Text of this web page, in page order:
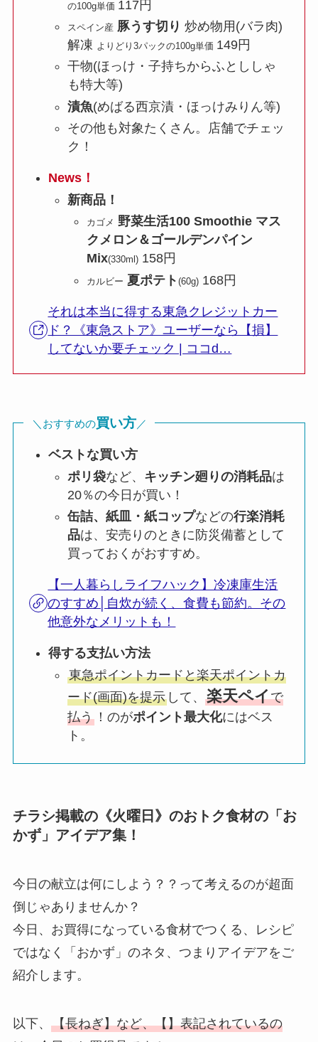
の100g単価 117円
スペイン産 豚うす切り 炒め物用(バラ肉)
解凍 よりどり3パックの100g単価 149円
干物(ほっけ・子持ちからふとししゃ
も特大等)
漬魚(めばる西京漬・ほっけみりん等)
その他も対象たくさん。店舗でチェッ
ク！
News！
新商品！
カゴメ 野菜生活100 Smoothie マス
クメロン＆ゴールデンパイン
Mix(330ml) 158円
カルビー 夏ポテト (60g) 168円
それは本当に得する東急クレジットカー
ド？《東急ストア》ユーザーなら【損】
してないか要チェック | ココd…
＼おすすめの買い方／
ベストな買い方
ポリ袋など、 キッチン廻りの消耗品は
20％の今日が買い！
缶詰、紙皿・紙コップなどの行楽消耗
品は、安売りのときに防災備蓄として
買っておくがおすすめ。
【一人暮らしライフハック】冷凍庫生活
のすすめ│自炊が続く、食費も節約。その
他意外なメリットも！
得する支払い方法
東急ポイントカードと楽天ポイントカ
ード(画面)を提示 して、楽天ペイで
払う ！のがポイント最大化にはベス
ト。
チラシ掲載の《火曜日》のおトク食材の「お
かず」アイデア集！
今日の献立は何にしよう？？って考えるのが超面
倒じゃありませんか？
今日、お買得になっている食材でつくる、レシピ
ではなく「おかず」のネタ、つまりアイデアをご
紹介します。
以下、 【長ねぎ】など、【】表記されているの